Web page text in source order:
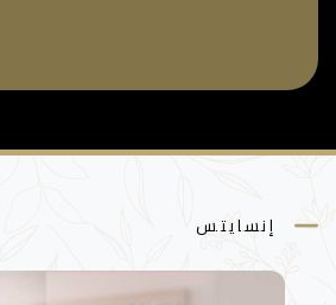
إنسايتس